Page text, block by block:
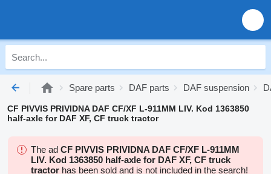
Spare parts DAF parts DAF suspension
CF PIVVIS PRIVIDNA DAF CF/XF L-911MM LIV. Kod 1363850
half-axle for DAF XF, CF truck tractor
The ad CF PIVVIS PRIVIDNA DAF CF/XF L-911MM
LIV. Kod 1363850 half-axle for DAF XF, CF truck
tractor has been sold and is not included in the search!